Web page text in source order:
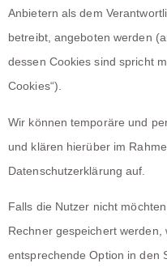
Anbietern als dem
betreibt, angeboten werden
dessen Cookies sind spricht
Cookies“).
Wir können temporäre und
und klären hierüber im
Datenschutzerklärung auf.
Falls die Nutzer nicht
Rechner gespeichert werden,
entsprechende Option in den